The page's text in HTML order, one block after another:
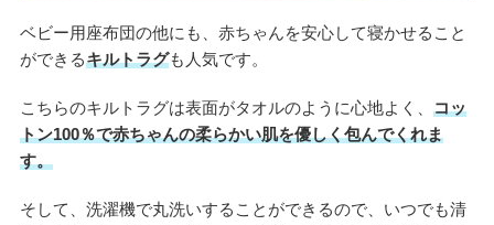
ベビー用座布団の他にも、赤ちゃんを安心して寝かせること
ができるキルトラグも人気です。
こちらのキルトラグは表面がタオルのように心地よく、 コッ
トン100％で赤ちゃんの柔らかい肌を優しく包んでくれま
す。
そして、洗濯機で丸洗いすることができるので、いつでも清